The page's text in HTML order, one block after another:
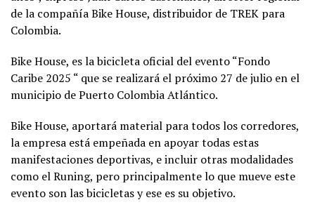
de la compañía Bike House, distribuidor de TREK para
Colombia.
Bike House, es la bicicleta oficial del evento “Fondo
Caribe 2025 “ que se realizará el próximo 27 de julio en el
municipio de Puerto Colombia Atlántico.
Bike House, aportará material para todos los corredores,
la empresa está empeñada en apoyar todas estas
manifestaciones deportivas, e incluir otras modalidades
como el Runing, pero principalmente lo que mueve este
evento son las bicicletas y ese es su objetivo.